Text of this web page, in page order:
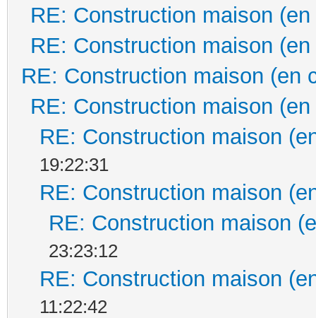
RE: Construction maison
RE: Construction maison
RE: Construction maison (en
RE: Construction maison
RE: Construction maison
19:22:31
RE: Construction maison
RE: Construction maison
23:23:12
RE: Construction maison
11:22:42